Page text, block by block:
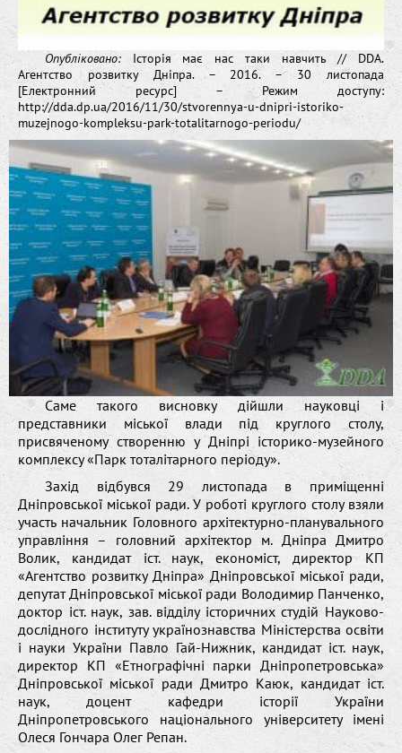
Опубліковано: Історія має нас таки навчить // DDA.
Агентство розвитку Дніпра. – 2016. – 30 листопада
[Електронний ресурс] – Режим доступу:
http://dda.dp.ua/2016/11/30/stvorennya-u-dnipri-istoriko-
muzejnogo-kompleksu-park-totalitarnogo-periodu/
Саме такого висновку дійшли науковці і
представники міської влади під круглого столу,
присвяченому створенню у Дніпрі історико-музейного
комплексу «Парк тоталітарного періоду».
Захід відбувся 29 листопада в приміщенні
Дніпровської міської ради. У роботі круглого столу взяли
участь начальник Головного архітектурно-планувального
управління – головний архітектор м. Дніпра Дмитро
Волик, кандидат іст. наук, економіст, директор КП
«Агентство розвитку Дніпра» Дніпровської міської ради,
депутат Дніпровської міської ради Володимир Панченко,
доктор іст. наук, зав. відділу історичних студій Науково-
дослідного інституту українознавства Міністерства освіти
і науки України Павло Гай-Нижник, кандидат іст. наук,
директор КП «Етнографічні парки Дніпропетровська»
Дніпровської міської ради Дмитро Каюк, кандидат іст.
наук, доцент кафедри історії України
Дніпропетровського національного університету імені
Олеся Гончара Олег Репан.